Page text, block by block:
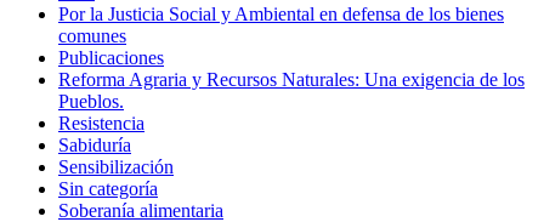
Por la Justicia Social y Ambiental en defensa de los bienes
comunes
Publicaciones
Reforma Agraria y Recursos Naturales: Una exigencia de los
Pueblos.
Resistencia
Sabiduría
Sensibilización
Sin categoría
Soberanía alimentaria